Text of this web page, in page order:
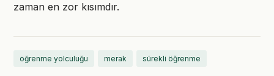
zaman en zor kısımdır.
öğrenme yolculuğu merak sürekli öğrenme